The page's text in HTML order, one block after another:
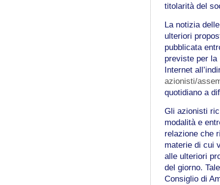
titolarità del
La notizia
ulteriori
pubblicata
previste per la
Internet
azionisti/
quotidiano a
Gli azionisti
modalità e
relazione che
materie di cui
alle ulteriori
del giorno.
Consiglio di